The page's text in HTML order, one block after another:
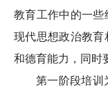
教育工作中的一
现代思想政治教
和德育能力，同时
第一阶段培训